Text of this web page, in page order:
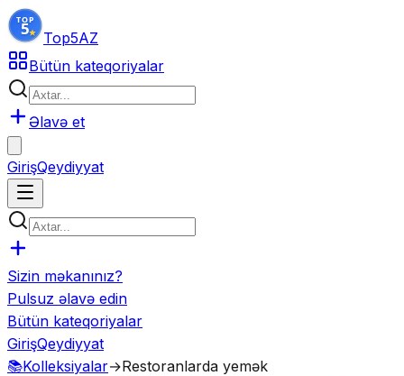
Top5AZ
Bütün kateqoriyalar
Əlavə et
GirişQeydiyyat
Sizin məkanınız?
Pulsuz əlavə edin
Bütün kateqoriyalar
GirişQeydiyyat
📚Kolleksiyalar→Restoranlarda yemək